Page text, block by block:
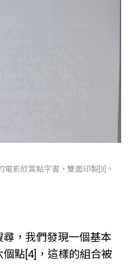
影欣賞點字書，雙面印製[3]。
，我們發現一個基本
點[4]，這樣的組合被